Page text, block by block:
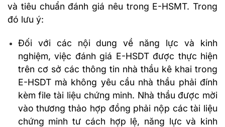
và tiêu chuẩn đánh giá nêu trong E-HSMT. Trong
đó lưu ý:
Đối với các nội dung về năng lực và kinh
nghiệm, việc đánh giá E-HSDT được thực hiện
trên cơ sở các thông tin nhà thầu kê khai trong
E-HSDT mà không yêu cầu nhà thầu phải đính
kèm file tài liệu chứng minh. Nhà thầu được mời
vào thương thảo hợp đồng phải nộp các tài liệu
chứng minh tư cách hợp lệ, năng lực và kinh